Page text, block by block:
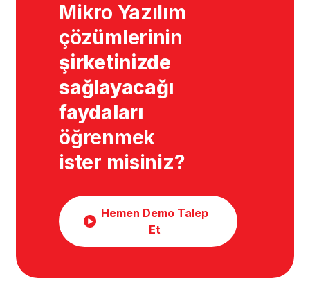
Mikro Yazılım
çözümlerinin
şirketinizde
sağlayacağı
faydaları
öğrenmek
ister misiniz?
Hemen Demo Talep
Et